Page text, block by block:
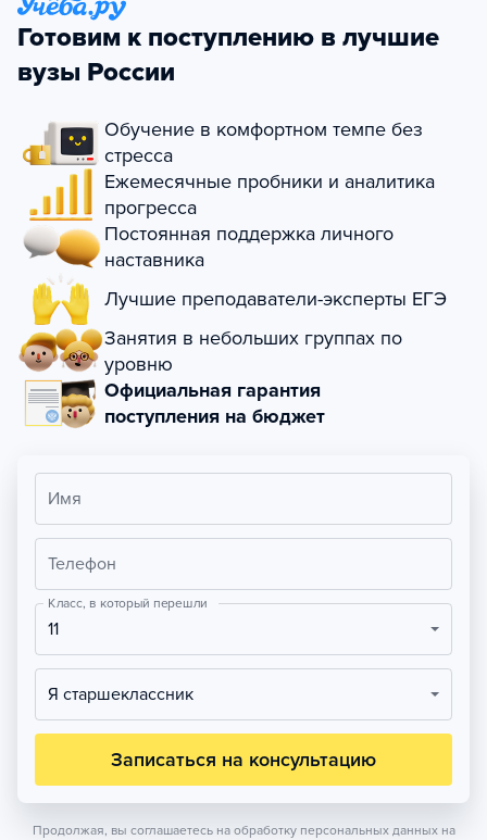
Готовим к поступлению в лучшие
вузы России
Обучение в комфортном темпе без
стресса
Ежемесячные пробники и аналитика
прогресса
Постоянная поддержка личного
наставника
Лучшие преподаватели-эксперты ЕГЭ
Занятия в небольших группах по
уровню
Официальная гарантия
поступления на бюджет
Имя
Телефон
Класс, в который перешли
11
Я старшеклассник
Записаться на консультацию
Продолжая, вы соглашаетесь на обработку персональных данных на